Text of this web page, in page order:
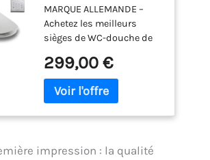
nouveau modèle ! -
Siège de Toilette
Électronique avec
Télécommande
douchette wc les
soins intimes
toilettes japonaises
MARQUE ALLEMANDE –
Achetez les meilleurs
sièges de WC-douche de
très bon marché et en
direct du fabricant ! Pour
les modèles DIB-J430 &
de fichiers images :
299,00 €
impression : la qualité